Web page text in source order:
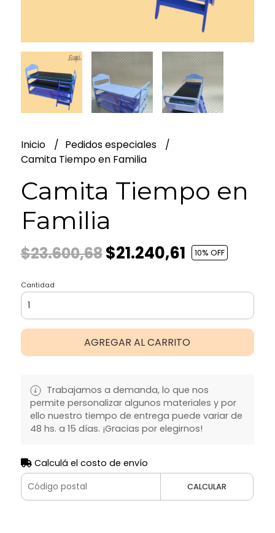
Inicio
Pedidos especiales
Camita Tiempo en Familia
Camita Tiempo en
Familia
$23.600,68$21.240,61 10% OFF
Cantidad
AGREGAR AL CARRITO
Trabajamos a demanda, lo que nos
permite personalizar algunos materiales y por
ello nuestro tiempo de entrega puede variar de
48 hs. a 15 días. ¡Gracias por elegirnos!
Calculá el costo de envío
CALCULAR